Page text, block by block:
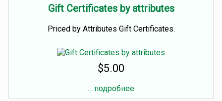
Gift Certificates by attributes
Priced by Attributes Gift Certificates.
$5.00
... подробнее